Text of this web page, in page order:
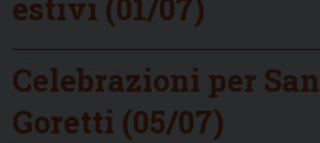
estivi (01/07)
Celebrazioni per
Goretti (05/07)